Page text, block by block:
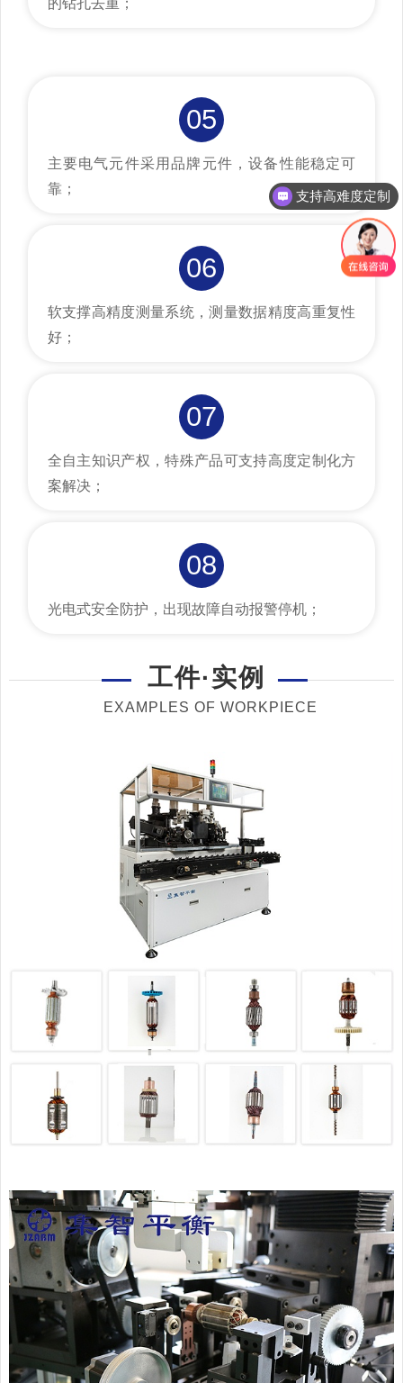
05
主要电气元件采用品牌元件，设备性能稳定可
靠；
06
软支撑高精度测量系统，测量数据精度高重复性
好；
07
全自主知识产权，特殊产品可支持高度定制化方
案解决；
08
光电式安全防护，出现故障自动报警停机；
工件·实例
EXAMPLES OF WORKPIECE
支持高难度定制
咨询：18069873023